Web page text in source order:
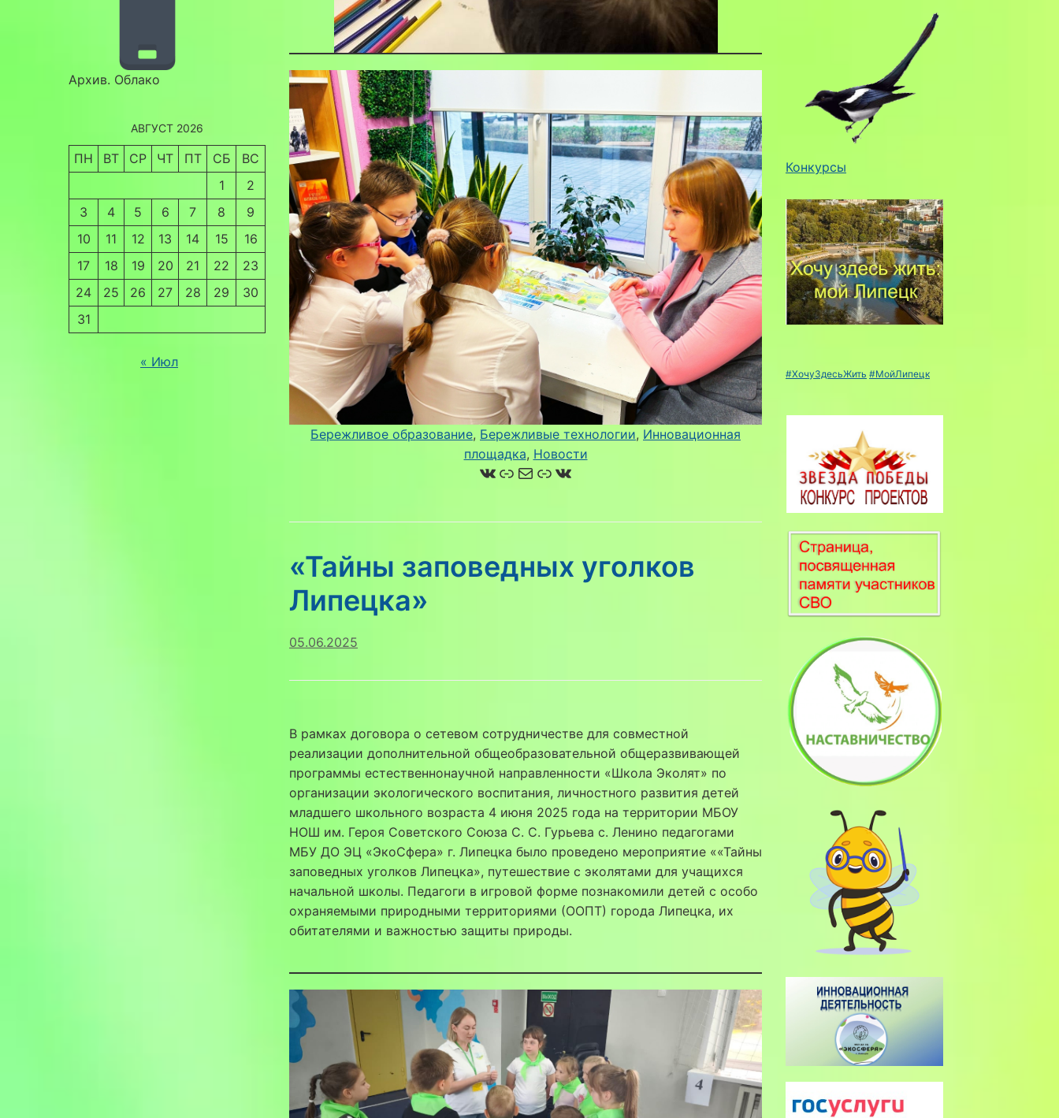
Архив. Облако
АВГУСТ 2026
ПН ВТ СР ЧТ ПТ СБ
ВС
1
2
3
4 5 6 7 8
9
10
11 12 13 14 15
16
17
18 19 20 21 22
23
24
25 26 27 28 29
30
31
« Июл
Бережливое образование, Бережливые технологии, Инновационная
площадка, Новости
ВКонтакте
Ссылка
Почта
Ссылка
ВКонтакте
«Тайны заповедных уголков
Липецка»
05.06.2025
В рамках договора о сетевом сотрудничестве для совместной
реализации дополнительной общеобразовательной общеразвивающей
программы естественнонаучной направленности «Школа Эколят» по
организации экологического воспитания, личностного развития детей
младшего школьного возраста 4 июня 2025 года на территории МБОУ
НОШ им. Героя Советского Союза С. С. Гурьева с. Ленино педагогами
МБУ ДО ЭЦ «ЭкоСфера» г. Липецка было проведено мероприятие ««Тайны
заповедных уголков Липецка», путешествие с эколятами для учащихся
начальной школы. Педагоги в игровой форме познакомили детей с особо
охраняемыми природными территориями (ООПТ) города Липецка, их
обитателями и важностью защиты природы.
Конкурсы
#ХочуЗдесьЖить #МойЛипецк